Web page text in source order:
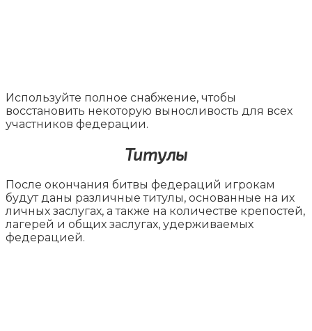
Используйте полное снабжение, чтобы
восстановить некоторую выносливость для всех
участников федерации.
Титулы
После окончания битвы федераций игрокам
будут даны различные титулы, основанные на их
личных заслугах, а также на количестве крепостей,
лагерей и общих заслугах, удерживаемых
федерацией.